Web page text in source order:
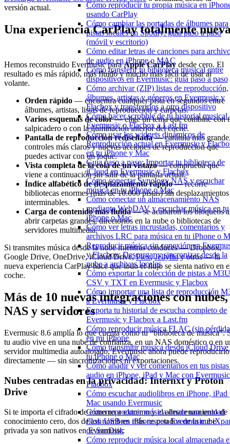
Cómo reproducir tu propia música en
usando CarPlay
Cómo cambiar las portadas de álbumes para
pistas locales en Spotify: guía paso a paso
(móvil y escritorio)
Cómo editar letras de canciones para
de audio en iPhone o MAC
Cómo transferir tu biblioteca musical entre
dispositivos en Evermusic: guía paso a paso
Cómo archivar (ZIP) listas de reproducción,
álbumes, artistas y géneros en Evermusic y
Flacbox y transferirlos a otro dispositivo
Cómo hacer scrobble de tu historial musical
Evermusic o Flacbox a Last.fm
Cómo usar los widgets dinámicos de
Reproducción actual en Evermusic y
en tu iPhone y Mac
Guía paso a paso: Importar tu biblioteca de
iCloud en Evermusic y Flacbox
Cómo conectar Synology NAS y escuchar
música en tu iPhone o Mac
Cómo conectar un almacenamiento NAS
mediante WebDAV y escuchar música en tu
iPhone o Mac
Cómo ver letras incrustadas, comentarios y
archivos LRC para música en tu iPhone o
Reproducir música sin conexión en
y Flacbox: Descargar y sincronizar desde la
nube a archivos locales
Cómo exportar la colección de pistas a
CSV y TXT en Evermusic y Flacbox
Cómo importar una lista de reproducción
a Evermusic y Flacbox
Exporta tu historial de escucha completo de
Evermusic y Flacbox a Last.fm
Cómo reproducir música FLAC (sin
en mi iPhone
Cómo transmitir música desde iCloud Drive
tu iPhone o Mac
Cómo añadir y ver comentarios en tus
audio en iPhone, iPad y Mac con
Flacbox
Cómo escuchar audiolibros en iPhone, iPad
Mac usando Evermusic
Cómo reproducir música desde una unidad
flash USB en iPhone con Evermusic e
de SanDisk
Cómo reproducir música local almacenada
versión actual.
Una experiencia CarPlay totalmente
Hemos reconstruido Evermusic paraApple CarPlay desde cero. El
resultado es más rápido, más fluido y mucho más fácil de usar al
volante.
Orden rápido — encuentra cualquier pista en segundos entre
álbumes, artistas, listas de reproducción y carpetas.
Varios esquemas de color— elige un tema que combine con
salpicadero o con la iluminación interior del coche.
Pantalla de reproducción rediseñada— carátula más
controles más claros y nuevas acciones de reproducción que
puedes activar con un toque.
Vista completa de la cola de un vistazo— comprueba qué
viene a continuación sin salir de la pantalla actual.
Índice alfabético de desplazamiento rápido— recorre
bibliotecas enormes (más de 10.000 pistas) sin desplazamientos
interminables.
Carga de contenido más fluida— se acabaron los bloqueos
abrir carpetas grandes, directorios en la nube o bibliotecas de
servidores multimedia.
Si transmites música desde la nube mientras conduces — Dropbox,
Google Drive, OneDrive, iCloud Drive,Plex,Jellyfiny otros — la
nueva experiencia CarPlay hace que todo el flujo se sienta nativo en
coche.
Más de 10 nuevas integraciones con nubes,
NAS y servidores
Evermusic 8.6 amplía lo que cuenta como tu “biblioteca de música”.
tu audio vive en una nube de confianza, en un NAS doméstico o en
servidor multimedia autoalojado, Evermusic ahora puede reproducirlo
directamente — sin sincronizaciones ni exportaciones.
Nubes centradas en la privacidad: Internxt y Proton
Drive
Si te importa el cifrado de extremo a extremo y el almacenamiento de
conocimiento cero, dos de los nombres más respetados de la nube
privada ya son nativos en Evermusic: